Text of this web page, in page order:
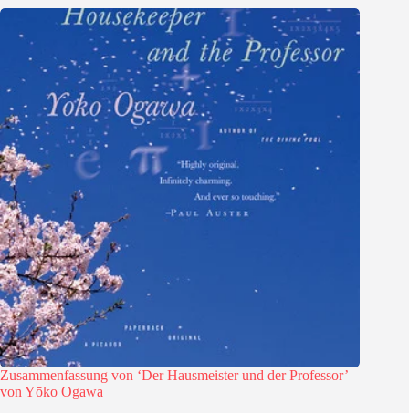
Zusammenfassung von ‘Der Hausmeister und der Professor’
von Yōko Ogawa